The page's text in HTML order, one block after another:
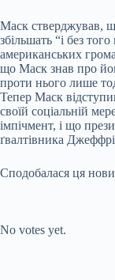
Маск стверджував,
збільшать “і без
американських
що Маск знав про
проти нього лише
Тепер Маск
своїй соціальній
імпічмент, і що
ґвалтівника
Сподобалася ця
No votes yet.